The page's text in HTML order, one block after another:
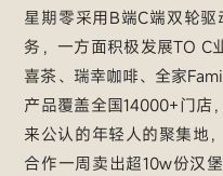
星期零采用B端C端双轮
务，一方面积极发展TO C
喜茶、瑞幸咖啡、全家
产品覆盖全国14000+门店
来公认的年轻人的聚集地
合作一周卖出超10w份汉